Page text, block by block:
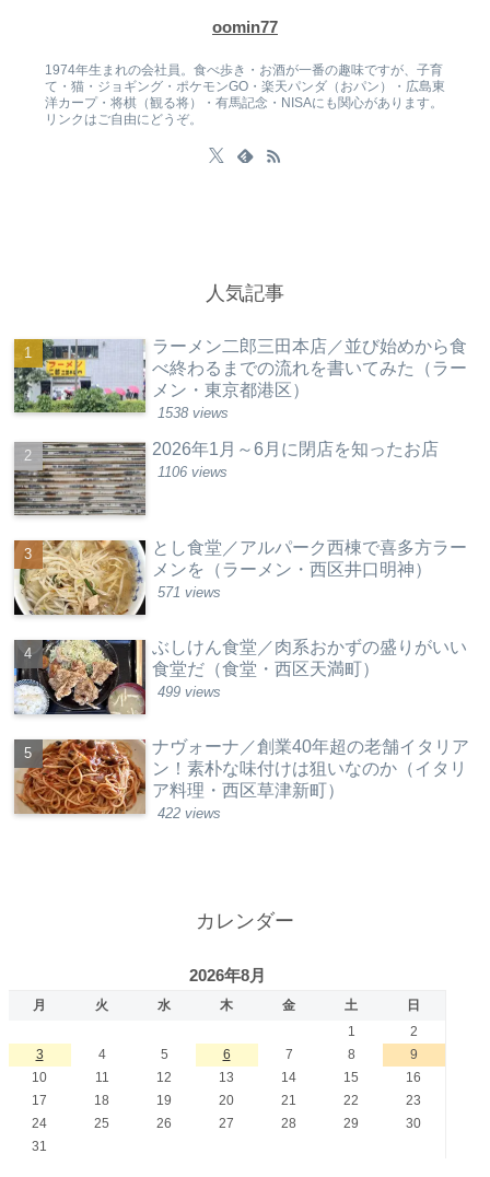
oomin77
1974年生まれの会社員。食べ歩き・お酒が一番の趣味ですが、子育
て・猫・ジョギング・ポケモンGO・楽天パンダ（おパン）・広島東
洋カープ・将棋（観る将）・有馬記念・NISAにも関心があります。
リンクはご自由にどうぞ。
人気記事
ラーメン二郎三田本店／並び始めから食
べ終わるまでの流れを書いてみた（ラー
メン・東京都港区）
1538 views
2026年1月～6月に閉店を知ったお店
1106 views
とし食堂／アルパーク西棟で喜多方ラー
メンを（ラーメン・西区井口明神）
571 views
ぶしけん食堂／肉系おかずの盛りがいい
食堂だ（食堂・西区天満町）
499 views
ナヴォーナ／創業40年超の老舗イタリア
ン！素朴な味付けは狙いなのか（イタリ
ア料理・西区草津新町）
422 views
カレンダー
2026年8月
月 火 水 木 金 土
日
1
2
3
4 5 6 7 8
9
10
11 12 13 14 15
16
17
18 19 20 21 22
23
24
25 26 27 28 29
30
31